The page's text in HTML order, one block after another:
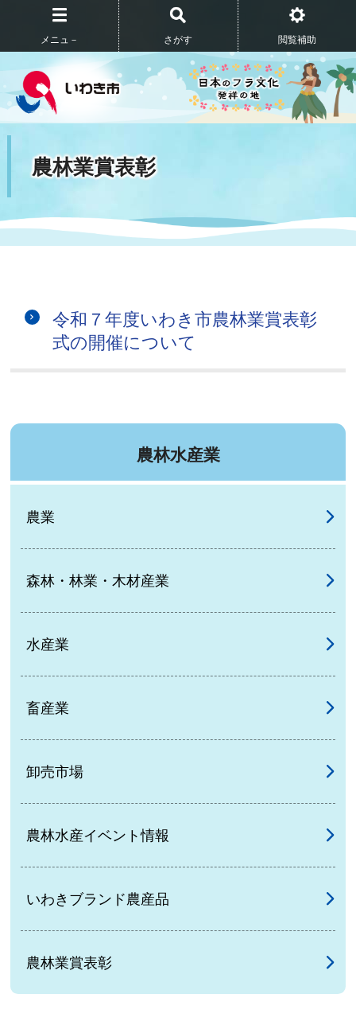
メニュ－ さがす 閲覧補助
農林業賞表彰
令和７年度いわき市農林業賞表彰
式の開催について
農林水産業
農業
森林・林業・木材産業
水産業
畜産業
卸売市場
農林水産イベント情報
いわきブランド農産品
農林業賞表彰